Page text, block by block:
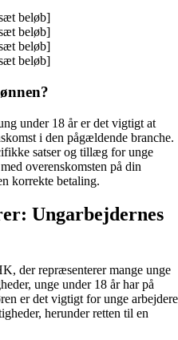
beløb]
beløb]
beløb]
beløb]
under 18 år er det vigtigt at
i den pågældende branche.
satser og tillæg for unge
overenskomsten på din
korrekte betaling.
Ungarbejdernes
der repræsenterer mange unge
unge under 18 år har på
er det vigtigt for unge arbejdere
herunder retten til en